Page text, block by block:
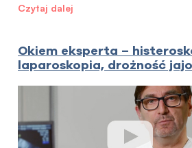
Czytaj dalej
Okiem eksperta –
laparoskopia, drożność